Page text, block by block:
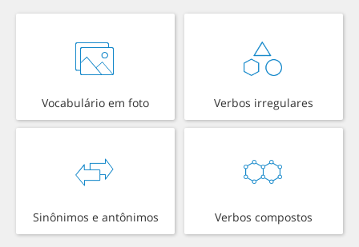
Vocabulário em foto Verbos irregulares
Sinônimos e antônimos Verbos compostos